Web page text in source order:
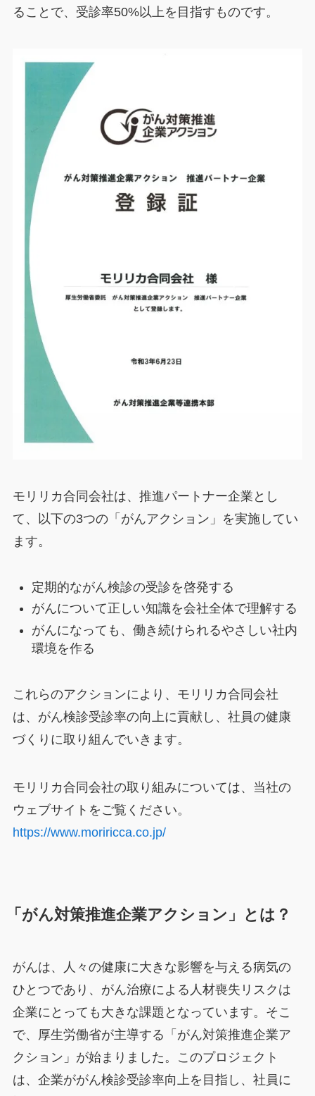
ることで、受診率50%以上を目指すものです。
モリリカ合同会社は、推進パートナー企業とし
て、以下の3つの「がんアクション」を実施してい
ます。
定期的ながん検診の受診を啓発する
がんについて正しい知識を会社全体で理解する
がんになっても、働き続けられるやさしい社内
環境を作る
これらのアクションにより、モリリカ合同会社
は、がん検診受診率の向上に貢献し、社員の健康
づくりに取り組んでいきます。
モリリカ合同会社の取り組みについては、当社の
ウェブサイトをご覧ください。
https://www.moriricca.co.jp/
「がん対策推進企業アクション」とは？
がんは、人々の健康に大きな影響を与える病気の
ひとつであり、がん治療による人材喪失リスクは
企業にとっても大きな課題となっています。そこ
で、厚生労働省が主導する「がん対策推進企業ア
クション」が始まりました。このプロジェクト
は、企業ががん検診受診率向上を目指し、社員に